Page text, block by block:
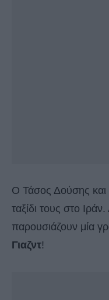
O Τάσος Δούσης
ταξίδι τους στο
παρουσιάζουν μία
Γιαζντ!